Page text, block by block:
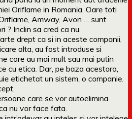
Oriflame in Romania. Oare toti
Amway, Avon … sunt
? Inclin sa cred ca nu.
drept ca si in aceste companii,
alta, au fost introduse si
care au mai mult sau mai putin
cu etica. Dar, pe baza acestora,
etichetat un sistem, o companie,
care se vor autoelimina
nu vor face fata.